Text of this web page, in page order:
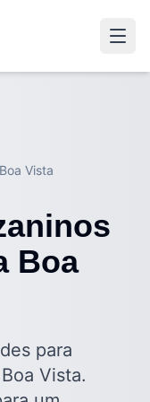
Vista
Boa
para
Vista.